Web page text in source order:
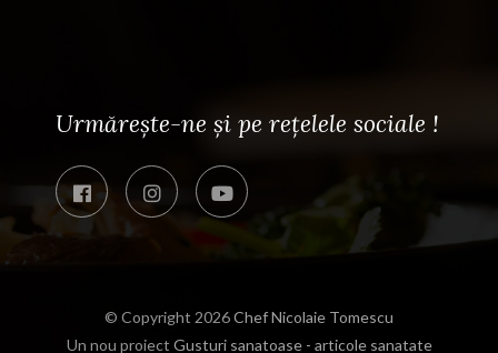
Urmărește-ne și pe rețelele sociale !
© Copyright 2026Chef Nicolaie Tomescu
Un nou proiect Gusturi sanatoase - articole sanatate